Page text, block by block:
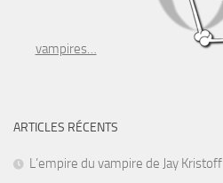
vampires…
ARTICLES RÉCENTS
L’empire du vampire de Jay Kristoff